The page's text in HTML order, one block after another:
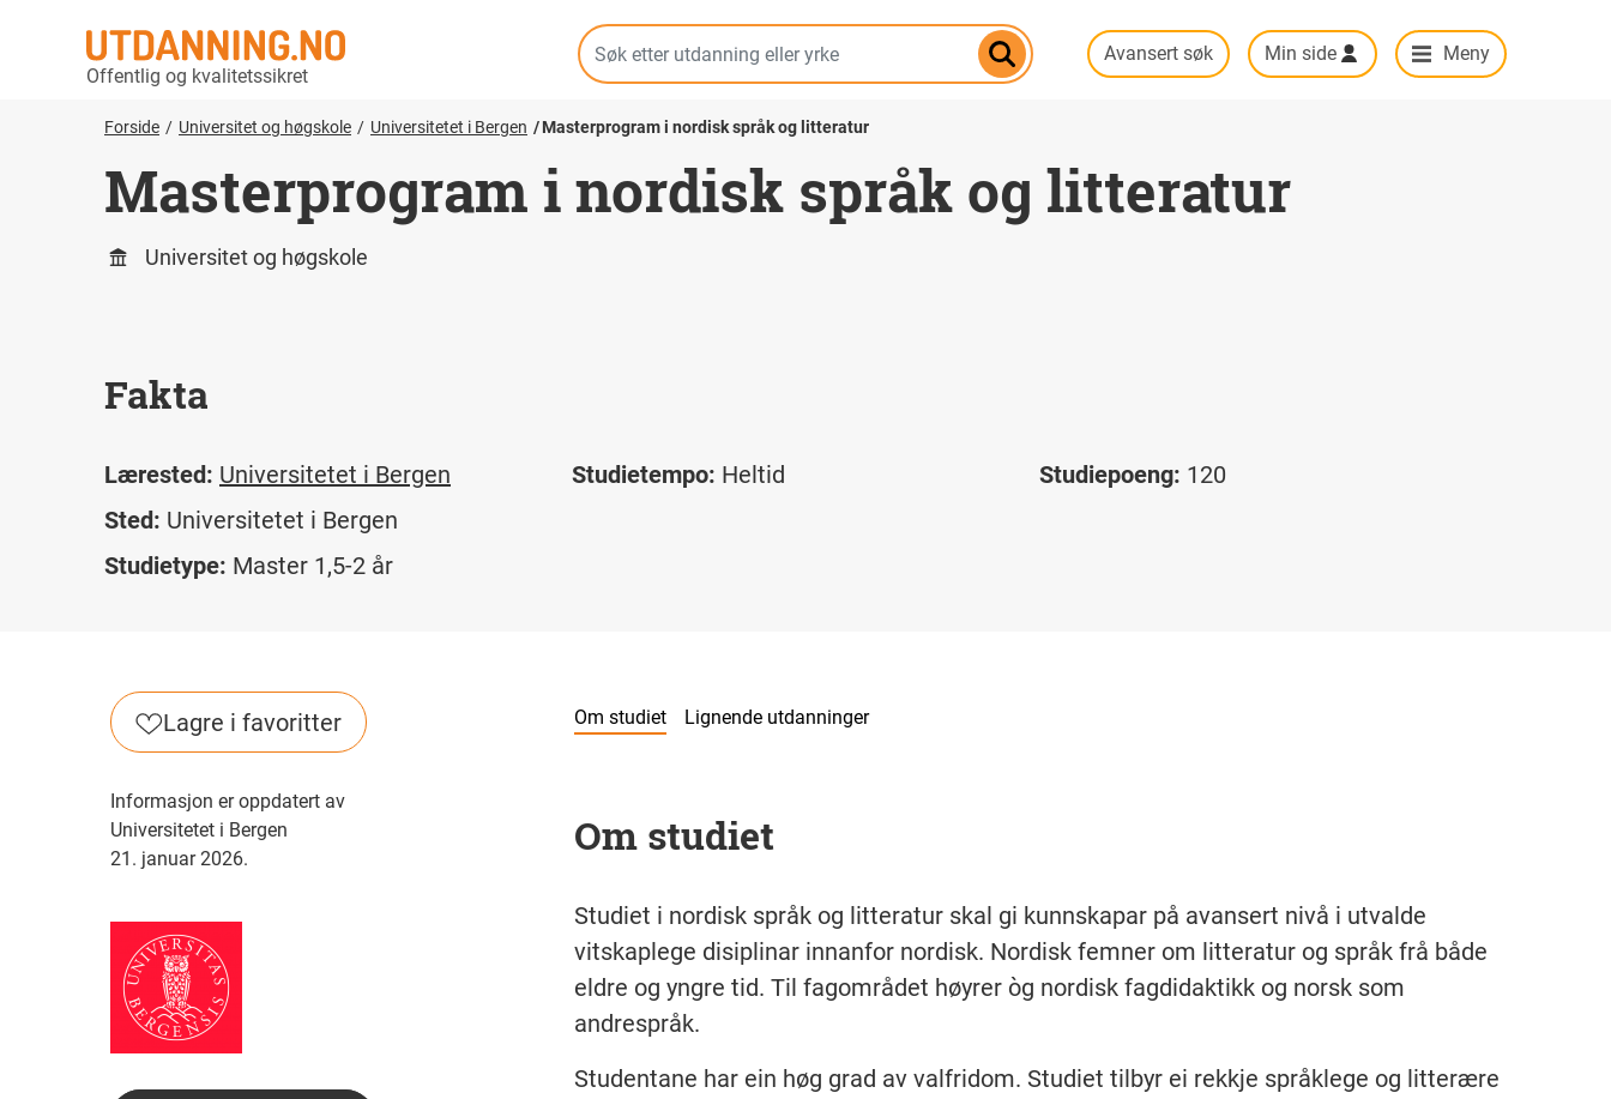
hovedinnhold
Offentlig og kvalitetssikret
Avansert søk Min side Meny
Forside Universitet og høgskole Universitetet i Bergen Masterprogram i nordisk språk og litteratur
Masterprogram i nordisk språk og litteratur
Universitet og høgskole
Fakta
Lærested: Universitetet i Bergen
Sted: Universitetet i Bergen
Studietype: Master 1,5-2 år
Studietempo: Heltid Studiepoeng: 120
Lagre i favoritter
Informasjon er oppdatert av
Universitetet i Bergen
21. januar 2026.
Om studiet Lignende utdanninger
Om studiet
Studiet i nordisk språk og litteratur skal gi kunnskapar på avansert nivå i utvalde
vitskaplege disiplinar innanfor nordisk. Nordisk femner om litteratur og språk frå både
eldre og yngre tid. Til fagområdet høyrer òg nordisk fagdidaktikk og norsk som
andrespråk.
Studentane har ein høg grad av valfridom. Studiet tilbyr ei rekkje språklege og litterære